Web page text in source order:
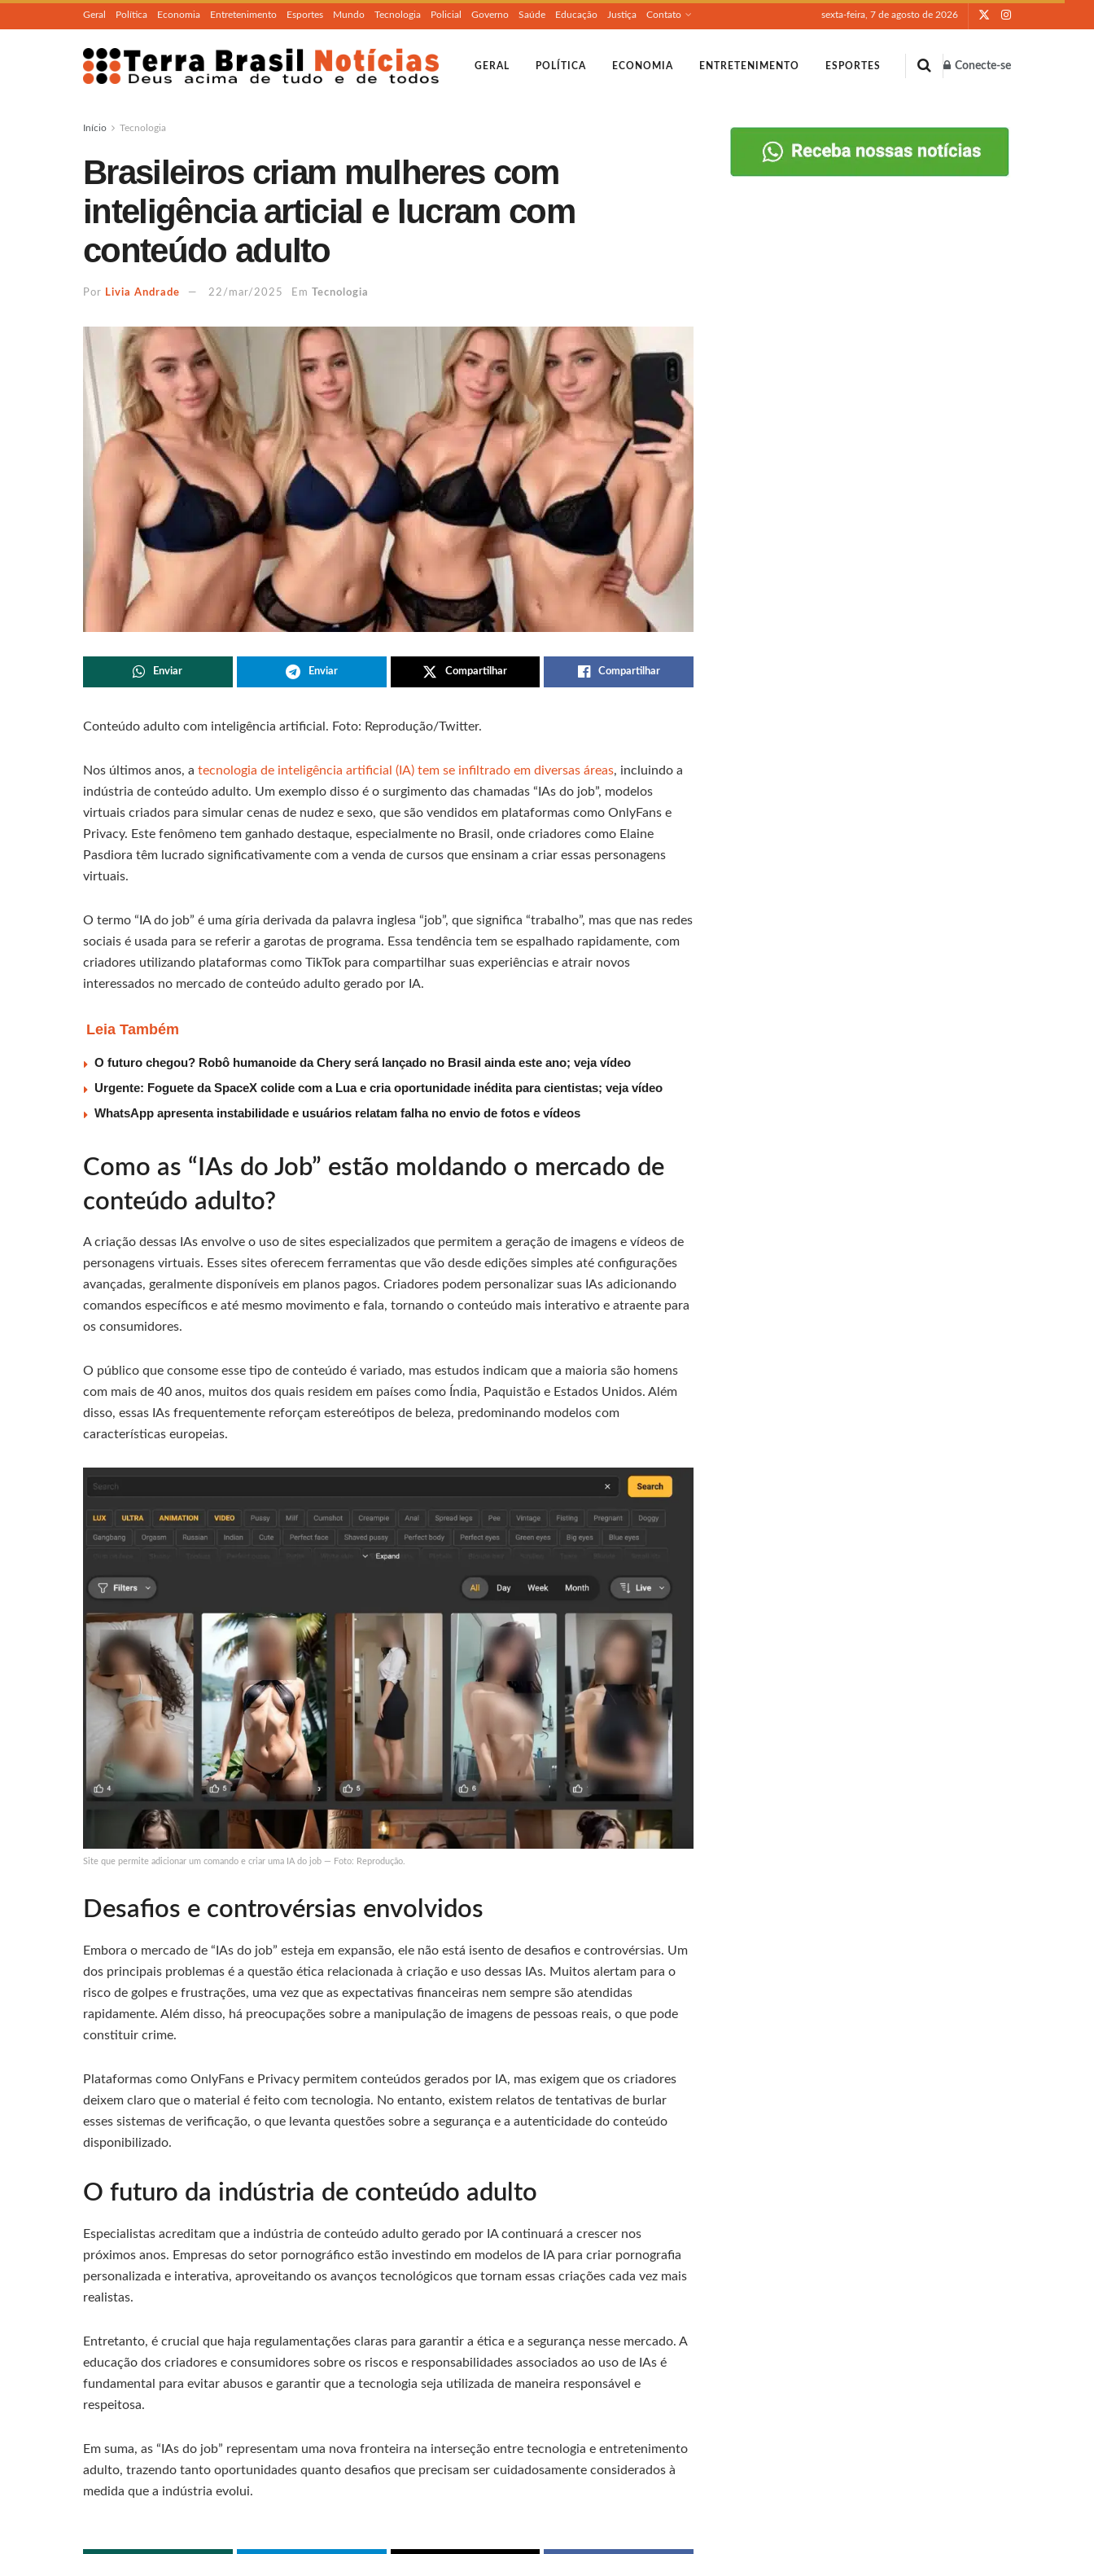
Geral Política Economia Entretenimento Esportes Mundo Tecnologia Policial Governo Saúde Educação Justiça Contato sexta-feira, 7 de agosto de 2026
GERAL POLÍTICA ECONOMIA ENTRETENIMENTO ESPORTES Conecte-se
Início Tecnologia
Brasileiros criam mulheres com
inteligência articial e lucram com
conteúdo adulto
Por Livia Andrade 22/mar/2025 Em Tecnologia
Enviar Enviar Compartilhar Compartilhar
Conteúdo adulto com inteligência artificial. Foto: Reprodução/Twitter.
Nos últimos anos, a tecnologia de inteligência artificial (IA) tem se infiltrado em diversas áreas, incluindo a
indústria de conteúdo adulto. Um exemplo disso é o surgimento das chamadas “IAs do job”, modelos
virtuais criados para simular cenas de nudez e sexo, que são vendidos em plataformas como OnlyFans e
Privacy. Este fenômeno tem ganhado destaque, especialmente no Brasil, onde criadores como Elaine
Pasdiora têm lucrado significativamente com a venda de cursos que ensinam a criar essas personagens
virtuais.
O termo “IA do job” é uma gíria derivada da palavra inglesa “job”, que significa “trabalho”, mas que nas redes
sociais é usada para se referir a garotas de programa. Essa tendência tem se espalhado rapidamente, com
criadores utilizando plataformas como TikTok para compartilhar suas experiências e atrair novos
interessados no mercado de conteúdo adulto gerado por IA.
Leia Também
O futuro chegou? Robô humanoide da Chery será lançado no Brasil ainda este ano; veja vídeo
Urgente: Foguete da SpaceX colide com a Lua e cria oportunidade inédita para cientistas; veja vídeo
WhatsApp apresenta instabilidade e usuários relatam falha no envio de fotos e vídeos
Como as “IAs do Job” estão moldando o mercado de
conteúdo adulto?
A criação dessas IAs envolve o uso de sites especializados que permitem a geração de imagens e vídeos de
personagens virtuais. Esses sites oferecem ferramentas que vão desde edições simples até configurações
avançadas, geralmente disponíveis em planos pagos. Criadores podem personalizar suas IAs adicionando
comandos específicos e até mesmo movimento e fala, tornando o conteúdo mais interativo e atraente para
os consumidores.
O público que consome esse tipo de conteúdo é variado, mas estudos indicam que a maioria são homens
com mais de 40 anos, muitos dos quais residem em países como Índia, Paquistão e Estados Unidos. Além
disso, essas IAs frequentemente reforçam estereótipos de beleza, predominando modelos com
características europeias.
Site que permite adicionar um comando e criar uma IA do job — Foto: Reprodução.
Desafios e controvérsias envolvidos
Embora o mercado de “IAs do job” esteja em expansão, ele não está isento de desafios e controvérsias. Um
dos principais problemas é a questão ética relacionada à criação e uso dessas IAs. Muitos alertam para o
risco de golpes e frustrações, uma vez que as expectativas financeiras nem sempre são atendidas
rapidamente. Além disso, há preocupações sobre a manipulação de imagens de pessoas reais, o que pode
constituir crime.
Plataformas como OnlyFans e Privacy permitem conteúdos gerados por IA, mas exigem que os criadores
deixem claro que o material é feito com tecnologia. No entanto, existem relatos de tentativas de burlar
esses sistemas de verificação, o que levanta questões sobre a segurança e a autenticidade do conteúdo
disponibilizado.
O futuro da indústria de conteúdo adulto
Especialistas acreditam que a indústria de conteúdo adulto gerado por IA continuará a crescer nos
próximos anos. Empresas do setor pornográfico estão investindo em modelos de IA para criar pornografia
personalizada e interativa, aproveitando os avanços tecnológicos que tornam essas criações cada vez mais
realistas.
Entretanto, é crucial que haja regulamentações claras para garantir a ética e a segurança nesse mercado. A
educação dos criadores e consumidores sobre os riscos e responsabilidades associados ao uso de IAs é
fundamental para evitar abusos e garantir que a tecnologia seja utilizada de maneira responsável e
respeitosa.
Em suma, as “IAs do job” representam uma nova fronteira na interseção entre tecnologia e entretenimento
adulto, trazendo tanto oportunidades quanto desafios que precisam ser cuidadosamente considerados à
medida que a indústria evolui.